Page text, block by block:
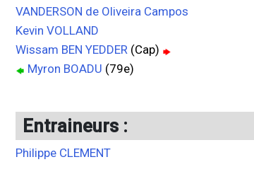
VANDERSON de Oliveira Campos
Kevin VOLLAND
Wissam BEN YEDDER (Cap)
Myron BOADU (79e)
Entraineurs :
Philippe CLEMENT